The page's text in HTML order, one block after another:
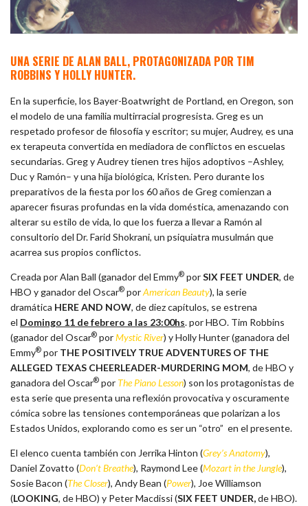
UNA SERIE DE ALAN BALL, PROTAGONIZADA POR TIM
ROBBINS Y HOLLY HUNTER.
En la superficie, los Bayer-Boatwright de Portland, en Oregon, son
el modelo de una familia multirracial progresista. Greg es un
respetado profesor de filosofía y escritor; su mujer, Audrey, es una
ex terapeuta convertida en mediadora de conflictos en escuelas
secundarias. Greg y Audrey tienen tres hijos adoptivos –Ashley,
Duc y Ramón– y una hija biológica, Kristen. Pero durante los
preparativos de la fiesta por los 60 años de Greg comienzan a
aparecer fisuras profundas en la vida doméstica, amenazando con
alterar su estilo de vida, lo que los fuerza a llevar a Ramón al
consultorio del Dr. Farid Shokrani, un psiquiatra musulmán que
acarrea sus propios conflictos.
Creada por Alan Ball (ganador del Emmy® porSIX FEET UNDER, de
HBO y ganador del Oscar® porAmerican Beauty), la serie
dramática HERE AND NOW, de diez capítulos, se estrena
el Domingo 11 de febrero a las 23:00hs. por HBO. Tim Robbins
(ganador del Oscar® porMystic River) y Holly Hunter (ganadora del
Emmy® por THE POSITIVELY TRUE ADVENTURES OF THE
ALLEGED TEXAS CHEERLEADER-MURDERING MOM, de HBO y
ganadora del Oscar® por The Piano Lesson) son los protagonistas de
esta serie que presenta una reflexión provocativa y oscuramente
cómica sobre las tensiones contemporáneas que polarizan a los
Estados Unidos, explorando como es ser un “otro” en el presente.
El elenco cuenta también con Jerrika Hinton (Grey’s Anatomy),
Daniel Zovatto (Don’t Breathe), Raymond Lee (Mozart in the Jungle),
Sosie Bacon (The Closer), Andy Bean (Power), Joe Williamson
(LOOKING, de HBO) y Peter Macdissi (SIX FEET UNDER,de HBO).